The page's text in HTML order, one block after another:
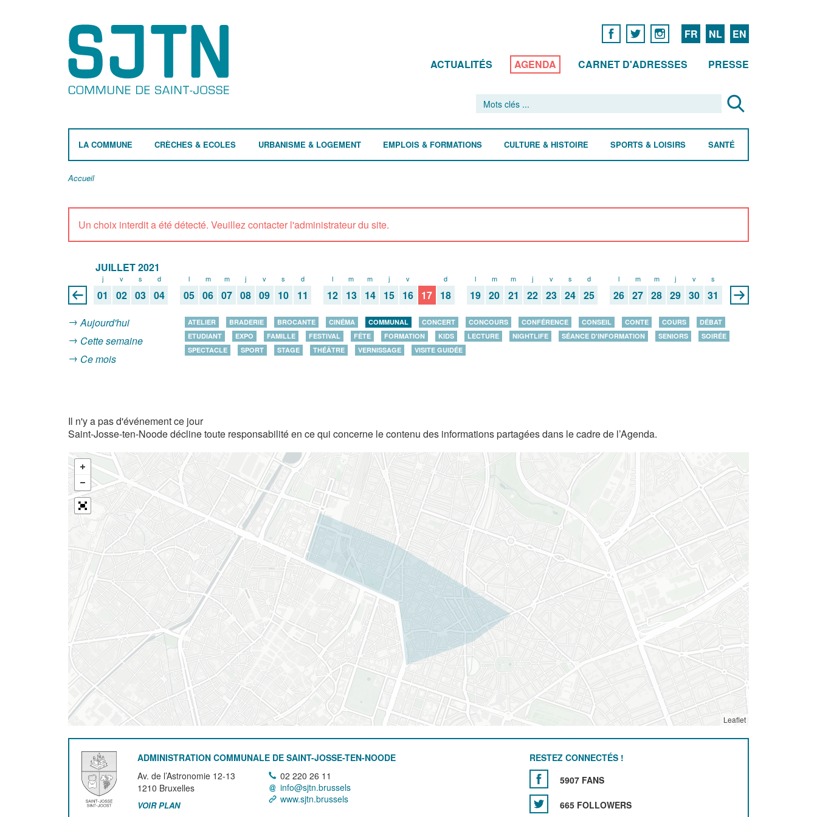
FR NL EN
ACTUALITÉS AGENDA CARNET D'ADRESSES PRESSE
LA COMMUNE CRÈCHES & ECOLES URBANISME & LOGEMENT EMPLOIS & FORMATIONS CULTURE & HISTOIRE SPORTS & LOISIRS SANTÉ
Accueil
Un choix interdit a été détecté. Veuillez contacter l'administrateur du site.
JUILLET 2021
j
01
v
02
s
03
d
04
l
05
m
06
m
07
j
08
v
09
s
10
d
11
l
12
m
13
m
14
j
15
v
16 17
d
18
l
19
m
20
m
21
j
22
v
23
s
24
d
25
l
26
m
27
m
28
j
29
v
30
s
31
Aujourd'hui
Cette semaine
Ce mois
ATELIER BRADERIE BROCANTE CINÉMA COMMUNAL CONCERT CONCOURS CONFÉRENCE CONSEIL CONTE COURS
DÉBAT
ETUDIANT
EXPO FAMILLE FESTIVAL FÊTE FORMATION KIDS LECTURE NIGHTLIFE SÉANCE D'INFORMATION SENIORS
SOIRÉE
SPECTACLE
SPORT STAGE THÉÂTRE VERNISSAGE VISITE GUIDÉE
Il n'y a pas d'événement ce jour
Saint-Josse-ten-Noode décline toute responsabilité en ce qui concerne le contenu des informations partagées dans le cadre de l’Agenda.
Leaflet
ADMINISTRATION COMMUNALE DE SAINT-JOSSE-TEN-NOODE
Av. de l’Astronomie 12-13
1210 Bruxelles
VOIR PLAN
02 220 26 11
info@sjtn.brussels
www.sjtn.brussels
RESTEZ CONNECTÉS !
5907 FANS
665 FOLLOWERS